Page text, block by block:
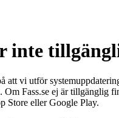
inte
att vi utför
Om Fass.se ej är tillgänglig
Store eller Google Play.